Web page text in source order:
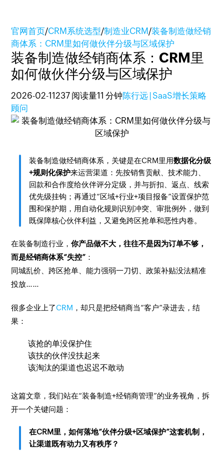
官网首页/CRM系统选型/制造业CRM/装备制造做经销
商体系：CRM里如何做伙伴分级与区域保护
装备制造做经销商体系：CRM里
如何做伙伴分级与区域保护
2026-02-11237 阅读量11 分钟陈行远 | SaaS增长策略
顾问
装备制造做经销商体系，关键是在CRM里用数据化分级
+规则化保护来运营渠道：先按销售贡献、技术能力、
回款和合作度给伙伴评分定级，并与折扣、返点、线索
优先级挂钩；再通过“区域+行业+项目报备”设置保护范
围和保护期，用自动化规则识别冲突、审批例外，做到
既保障核心伙伴利益，又避免跨区抢单和恶性内卷。
在装备制造行业，你产品做不大，往往不是因为订单不够，
而是经销商体系“失控” ：
同城乱价、跨区抢单、能力强弱一刀切、政策补贴没法精准
投放……
很多企业上了CRM ，却只是把经销商当“客户”录进去，结
果：
该抢的单没保护住
该扶的伙伴没扶起来
该淘汰的渠道也迟迟不敢动
这篇文章，我们站在“装备制造+经销商管理”的业务视角，拆
开一个关键问题：
在CRM里，如何落地“伙伴分级+区域保护”这套机制，
让渠道既有动力又有秩序？